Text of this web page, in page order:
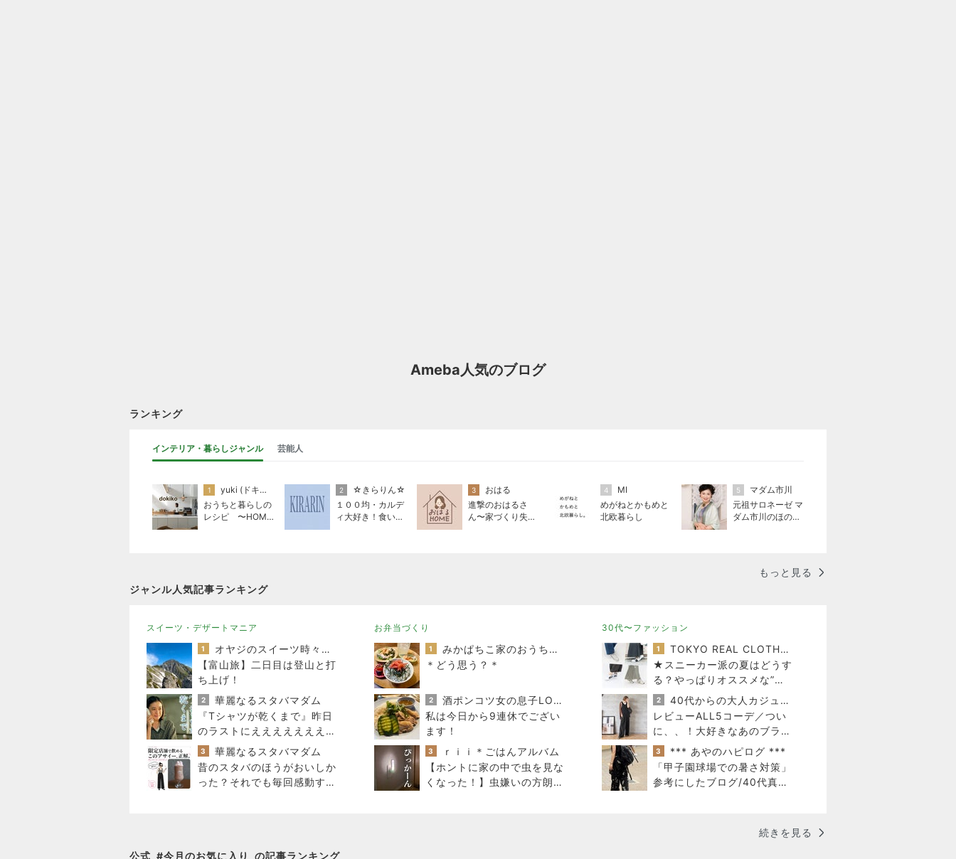
Ameba人気のブログ
ランキング
インテリア・暮らしジャンル 芸能人
1
yuki (ドキ子）
おうちと暮らしの
レシピ 〜HOME
2
☆きらりん☆
１００均・カルデ
ィ大好き！食いし
3
おはる
進撃のおはるさ
ん〜家づくり失敗
4
MI
めがねとかもめと
北欧暮らし
5
マダム市川
元祖サロネーゼ マ
ダム市川のほのぼ
もっと見る
ジャンル人気記事ランキング
スイーツ・デザートマニア
1
オヤジのスイーツ時々ランニングブログ
【富山旅】二日目は登山と打
ち上げ！
2
華麗なるスタバマダム
『Tシャツが乾くまで』昨日
のラストにええええええええ
え!!。夫にパスワードを聞き
ました
3
華麗なるスタバマダム
昔のスタバのほうがおいしか
った？それでも毎回感動する
お弁当づくり
1
みかぱちこ家のおうちでごはん
＊どう思う？＊
2
酒ポンコツ女の息子LOVE blog♡♡
私は今日から9連休でござい
ます！
3
ｒｉｉ＊ごはんアルバム
【ホントに家の中で虫を見な
くなった！】虫嫌いの方朗報
30代〜ファッション
1
TOKYO REAL CLOTHES 大人世代のリアルクローズ
★スニーカー派の夏はどうす
る？やっぱりオススメな”白
系スニーカー”
2
40代からの大人カジュアルを品良く着こなすファッションブログ
レビューALL5コーデ／つい
に、、！大好きなあのブラン
ドさんと
3
*** あやのハピログ ***
「甲子園球場での暑さ対策」
参考にしたブログ/40代真夏
続きを見る
公式 #今月のお気に入り の記事ランキング